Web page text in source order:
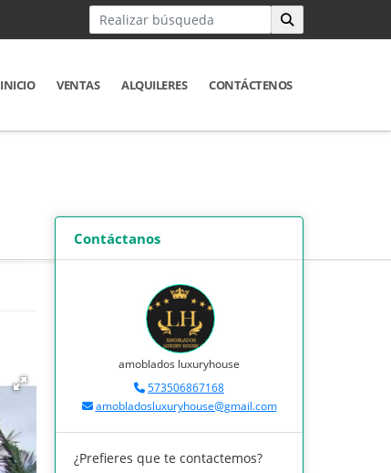
INICIO VENTAS ALQUILERES CONTÁCTENOS
Contáctanos
amoblados luxuryhouse
573506867168
amobladosluxuryhouse@gmail.com
¿Prefieres que te contactemos?